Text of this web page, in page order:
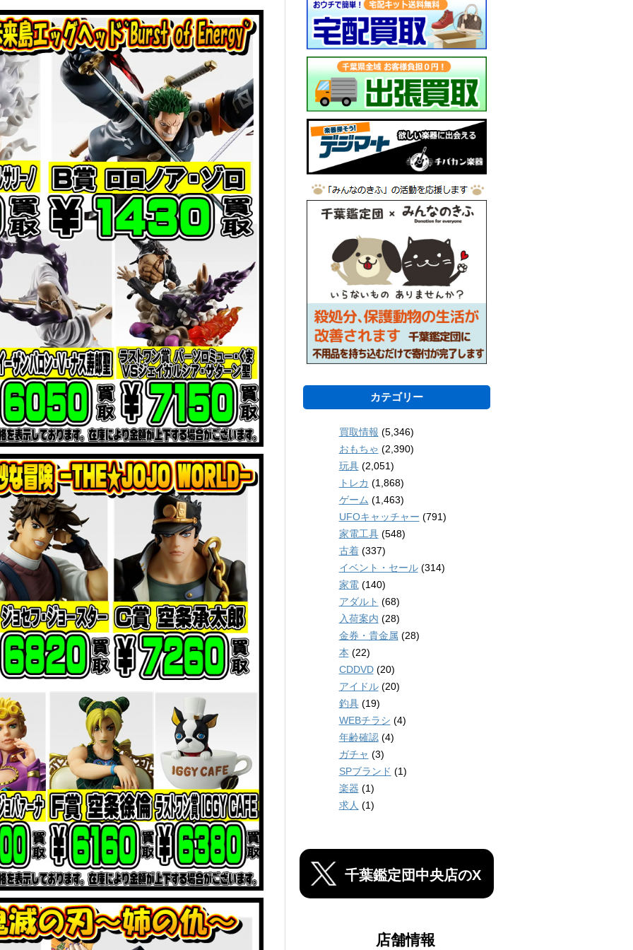
カテゴリー
買取情報 (5,346)
おもちゃ (2,390)
玩具(2,051)
トレカ (1,868)
ゲーム (1,463)
UFOキャッチャー (791)
家電工具(548)
古着(337)
イベント・セール(314)
家電(140)
アダルト (68)
入荷案内 (28)
金券・貴金属 (28)
本 (22)
CDDVD(20)
アイドル(20)
釣具(19)
WEBチラシ (4)
年齢確認(4)
ガチャ (3)
SPブランド (1)
楽器 (1)
求人 (1)
千葉鑑定団中央店のX
店舗情報